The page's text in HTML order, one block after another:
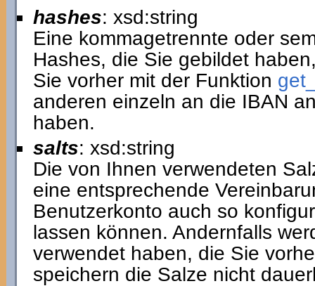
hashes: xsd:string
Eine kommagetrennte oder
Hashes, die Sie gebildet
Sie vorher mit der Funktion
anderen einzeln an die IBAN
haben.
salts: xsd:string
Die von Ihnen verwendeten
eine entsprechende
Benutzerkonto auch so
lassen können. Andernfalls
verwendet haben, die Sie
speichern die Salze nicht